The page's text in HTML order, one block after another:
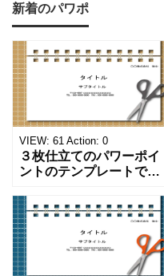
新着のパワポ
VIEW: 61 Action: 0
３枚仕立てのパワーポイ
ントのテンプレートで
ペンのワンポイントイラ
ストが描かれています。
ご案内やお知らせなど簡
単な資料を時短で作成で
きる便利なフォーマット